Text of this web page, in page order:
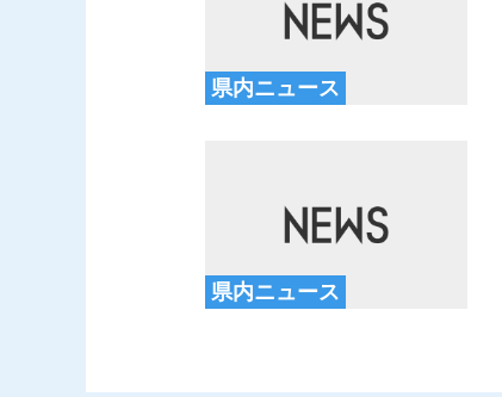
県内ニュース
県内ニュース